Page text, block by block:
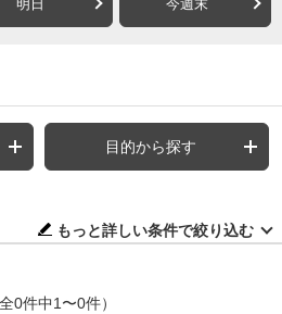
明日 今週末
目的から探す
もっと詳しい条件で絞り込む
全0件中1〜0件）